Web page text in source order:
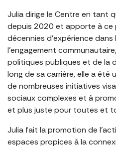
Julia dirige le Centre en tant
depuis 2020 et apporte à ce
décennies d’expérience
l’engagement
politiques publiques et de la
long de sa carrière, elle a été
de nombreuses initiatives
sociaux complexes et à
et plus juste pour toutes et
Julia fait la promotion de
espaces propices à la